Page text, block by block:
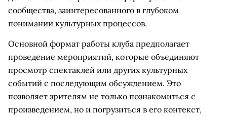
сообщества, заинтересованного в глубоком
понимании культурных процессов.
Основной формат работы клуба предполагает
проведение мероприятий, которые объединяют
просмотр спектаклей или других культурных
событий с последующим обсуждением. Это
позволяет зрителям не только познакомиться с
произведением, но и погрузиться в его контекст,